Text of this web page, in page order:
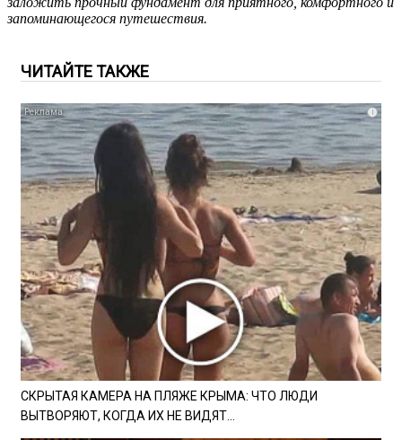
запоминающегося путешествия.
ЧИТАЙТЕ ТАКЖЕ
i
СКРЫТАЯ КАМЕРА НА ПЛЯЖЕ КРЫМА: ЧТО ЛЮДИ
ВЫТВОРЯЮТ, КОГДА ИХ НЕ ВИДЯТ...